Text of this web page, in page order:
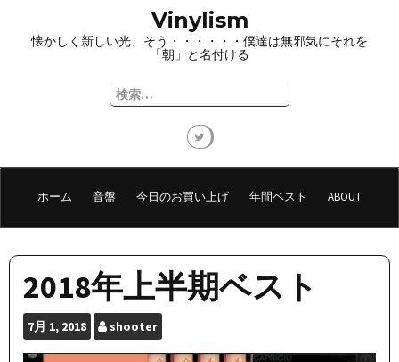
プ
Vinylism
懐かしく新しい光、そう・・・・・・僕達は無邪気にそれを
「朝」と名付ける
検
索:
ホーム 音盤 今日のお買い上げ 年間ベスト ABOUT
2018年上半期ベスト
7月 1, 2018 shooter